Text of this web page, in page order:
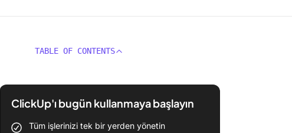
TABLE OF CONTENTS
ClickUp'ı bugün kullanmaya başlayın
Tüm işlerinizi tek bir yerden yönetin